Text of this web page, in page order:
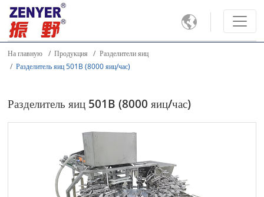

На главную Продукция
Разделители яиц
Разделитель яиц 501B (8000 яиц/час)
Разделитель яиц 501B (8000 яиц/час)